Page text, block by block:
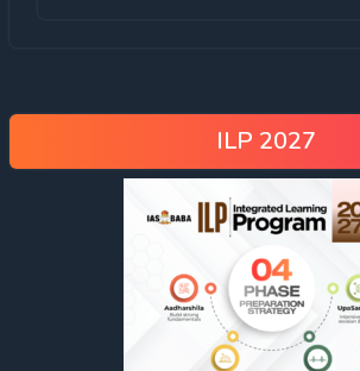
ILP 2027